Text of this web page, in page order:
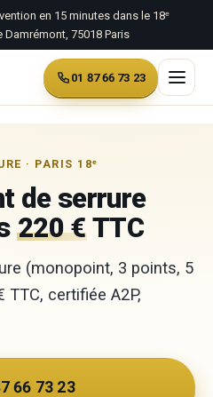
en 15 minutes dans le 18ᵉ
Damrémont, 75018 Paris
01 87 66 73 23
· PARIS 18ᵉ
de serrure
220 €TTC
(monopoint, 3 points, 5
certifiée A2P,
66 73 23